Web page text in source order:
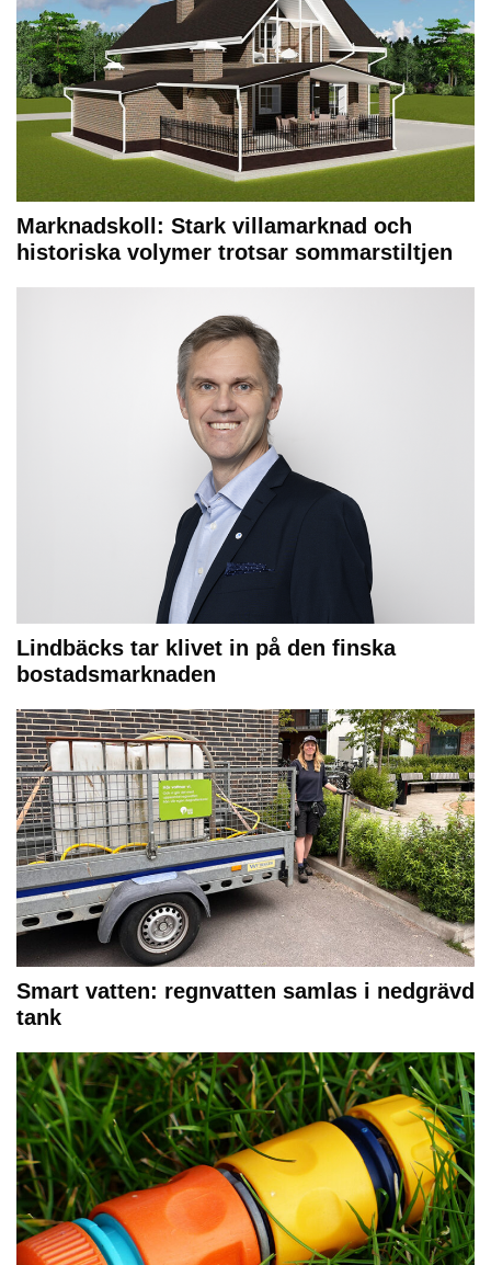
Marknadskoll: Stark villamarknad och
historiska volymer trotsar sommarstiltjen
Lindbäcks tar klivet in på den finska
bostadsmarknaden
Smart vatten: regnvatten samlas i nedgrävd
tank